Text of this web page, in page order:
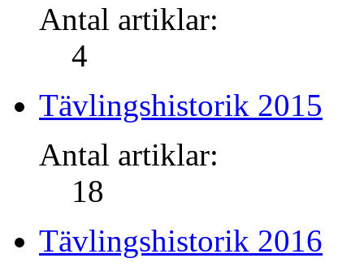
Antal artiklar:
4
Tävlingshistorik 2015
Antal artiklar:
18
Tävlingshistorik 2016